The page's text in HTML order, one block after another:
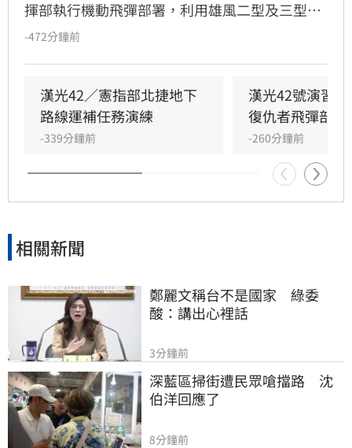
揮部執行機動飛彈部署，利用雄風二型及三型飛
彈扼控關鍵海域；第五作戰區實施「要域火殲」
援，在風雨中迅速抵達戰術位置，展現高機動性
與精準遠程打擊力。
-472分鐘前
漢光42／憲指部北捷地下
路線運補任務演練
-339分鐘前
漢光42號演習
復仇者飛彈部隊
-260分鐘前
相關新聞
鄭麗文稱台不是國家　綠委
酸：講出心裡話
3分鐘前
深藍區掃街遭民眾嗆擋路　沈
伯洋回應了
8分鐘前